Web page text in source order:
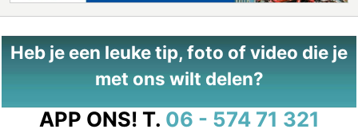
Heb je een leuke tip, foto of video die je
met ons wilt delen?
APP ONS! T. 06 - 574 71 321